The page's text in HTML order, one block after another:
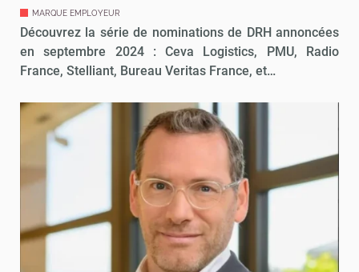
MARQUE EMPLOYEUR
Découvrez la série de nominations de DRH annoncées
en septembre 2024 : Ceva Logistics, PMU, Radio
France, Stelliant, Bureau Veritas France, et…